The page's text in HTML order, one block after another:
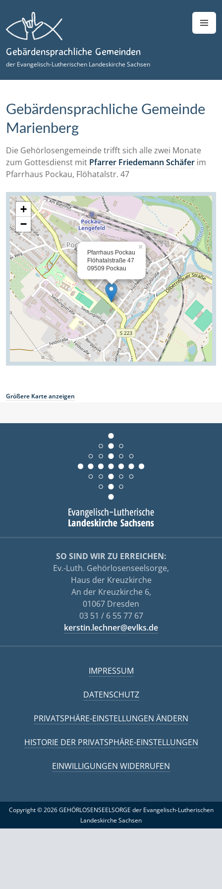
springen
Gebärdensprachliche Gemeinden
der Evangelisch-Lutherischen Landeskirche Sachsen
Gebärdensprachliche Gemeinde
Marienberg
Die Gehörlosengemeinde trifft sich alle zwei Monate
zum Gottesdienst mit Pfarrer Friedemann Schäfer im
Pfarrhaus Pockau, Flöhatalstr. 47
Größere Karte anzeigen
SO SIND WIR ZU ERREICHEN:
Ev.-Luth. Gehörlosenseelsorge,
Haus der Kreuzkirche
An der Kreuzkirche 6,
01067 Dresden
03 51 / 6 55 77 67
kerstin.lechner@evlks.de
IMPRESSUM
DATENSCHUTZ
PRIVATSPHÄRE-EINSTELLUNGEN ÄNDERN
HISTORIE DER PRIVATSPHÄRE-EINSTELLUNGEN
EINWILLIGUNGEN WIDERRUFEN
Copyright © 2026 GEHÖRLOSENSEELSORGE der Evangelisch-Lutherischen
Landeskirche Sachsen